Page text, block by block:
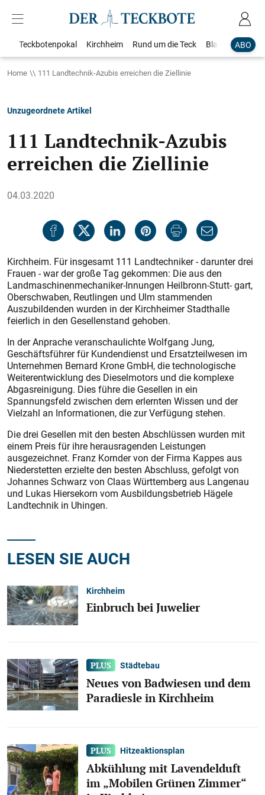
ABO
Teckbotenpokal Kirchheim Rund um die Teck Blaulicht
Home 111 Landtechnik-Azubis erreichen die Ziellinie
Unzugeordnete Artikel
111 Landtechnik-Azubis
erreichen die Ziellinie
04.03.2020
Kirchheim. Für insgesamt 111 Landtechniker - darunter drei
Frauen - war der große Tag gekommen: Die aus den
Landmaschinenmechaniker-Innungen Heilbronn-Stutt- gart,
Oberschwaben, Reutlingen und Ulm stammenden
Auszubildenden wurden in der Kirchheimer Stadthalle
feierlich in den Gesellenstand gehoben.
In der Anprache veranschaulichte Wolfgang Jung,
Geschäftsführer für Kundendienst und Ersatzteilwesen im
Unternehmen Bernard Krone GmbH, die technologische
Weiterentwicklung des Dieselmotors und die komplexe
Abgasreinigung. Dies führe die Gesellen in ein
Spannungsfeld zwischen dem erlernten Wissen und der
Vielzahl an Informationen, die zur Verfügung stehen.
Die drei Gesellen mit den besten Abschlüssen wurden mit
einem Preis für ihre herausragenden Leistungen
ausgezeichnet. Franz Kornder von der Firma Kappes aus
Niederstetten erzielte den besten Abschluss, gefolgt von
Johannes Schwarz von Claas Württemberg aus Langenau
und Lukas Hiersekorn vom Ausbildungsbetrieb Hägele
Landtechnik in Uhingen.
LESEN SIE AUCH
Kirchheim
Einbruch bei Juwelier
Städtebau
Neues von Badwiesen und dem
Paradiesle in Kirchheim
Hitzeaktionsplan
Abkühlung mit Lavendelduft
im „Mobilen Grünen Zimmer“